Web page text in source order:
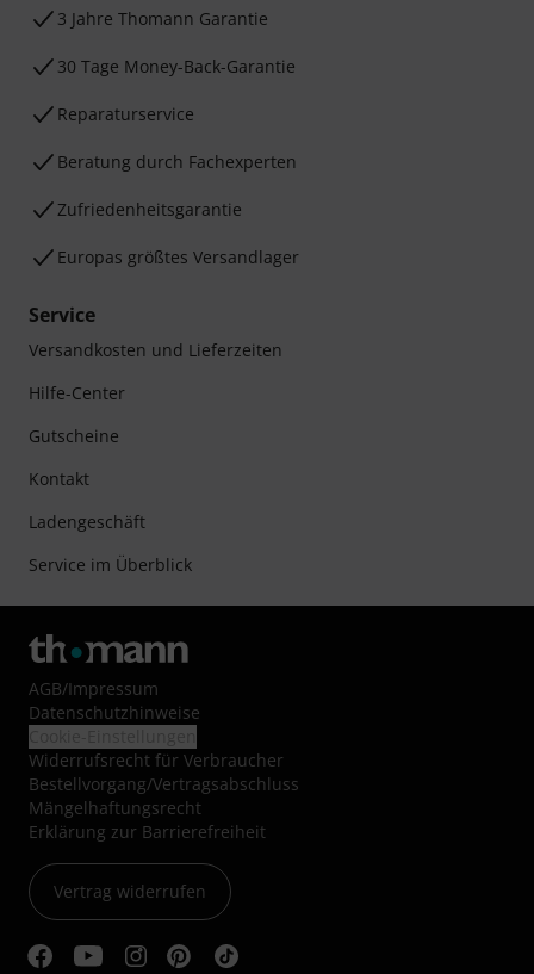
3 Jahre Thomann Garantie
30 Tage Money-Back-Garantie
Reparaturservice
Beratung durch Fachexperten
Zufriedenheitsgarantie
Europas größtes Versandlager
Service
Versandkosten und Lieferzeiten
Hilfe-Center
Gutscheine
Kontakt
Ladengeschäft
Service im Überblick
AGB/Impressum
Datenschutzhinweise
Widerrufsrecht für Verbraucher
Bestellvorgang/Vertragsabschluss
Mängelhaftungsrecht
Erklärung zur Barrierefreiheit
Vertrag widerrufen